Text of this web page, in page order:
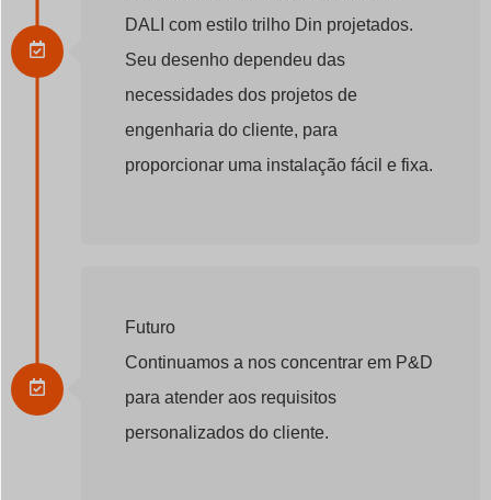
DALI com estilo trilho Din projetados.
Seu desenho dependeu das
necessidades dos projetos de
engenharia do cliente, para
proporcionar uma instalação fácil e fixa.
Futuro
Continuamos a nos concentrar em P&D
para atender aos requisitos
personalizados do cliente.